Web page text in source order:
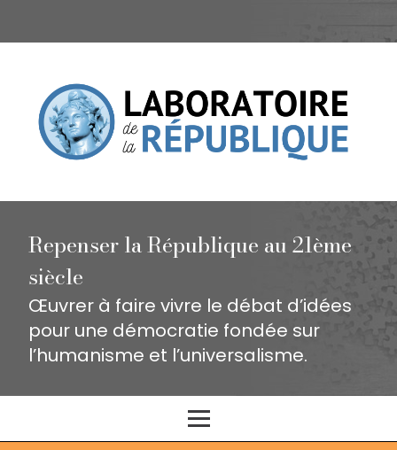
Repenser la République au 21ème
siècle
Œuvrer à faire vivre le débat d’idées
pour une démocratie fondée sur
l’humanisme et l’universalisme.